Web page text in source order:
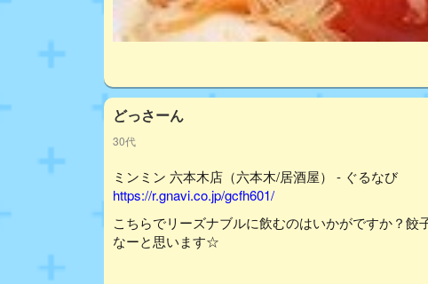
どっさーん
30代
ミンミン 六本木店（六本木/居酒屋） - ぐるなび
https://r.gnavi.co.jp/gcfh601/
こちらでリーズナブルに飲むのはいかがですか？
なーと思います☆